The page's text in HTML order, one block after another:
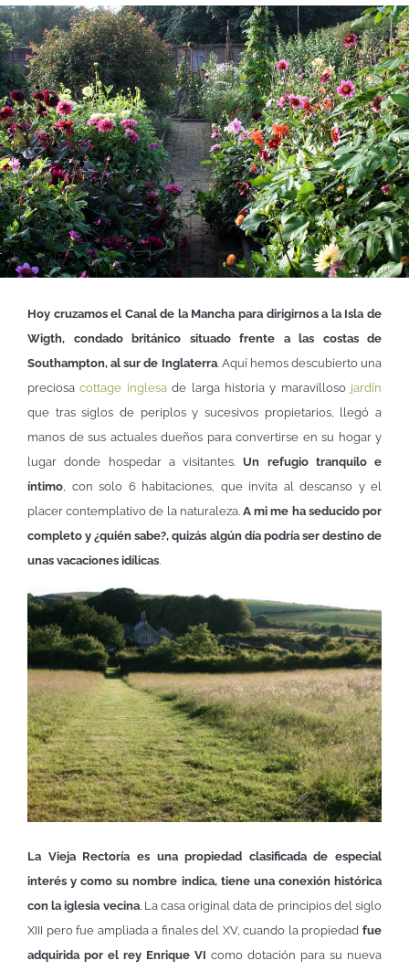
Hoy cruzamos el Canal de la Mancha para dirigirnos a la Isla de
Wigth, condado británico situado frente a las costas de
Southampton, al sur de Inglaterra. Aquí hemos descubierto una
preciosacottage inglesade larga historia y maravilloso jardín
que tras siglos de periplos y sucesivos propietarios, llegó a
manos de sus actuales dueños para convertirse en su hogar y
lugar donde hospedar a visitantes.Un refugio tranquilo e
íntimo, con solo 6 habitaciones, que invita al descanso y el
placer contemplativo de la naturaleza. A mi me ha seducido por
completo y ¿quién sabe?, quizás algún día podría ser destino de
unas vacaciones idílicas.
La Vieja Rectoría es una propiedad clasificada de especial
interés y como su nombre indica, tiene una conexión histórica
con la iglesia vecina. La casa original data de principios del siglo
XIII pero fue ampliada a finales del XV, cuando la propiedad fue
adquirida por el rey Enrique VI como dotación para su nueva